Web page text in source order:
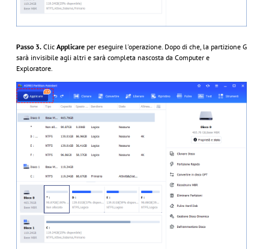
Passo 3.Clic Applicareper eseguire l'operazione. Dopo di che, la partizione G
sarà invisibile agli altri e sarà completa nascosta da Computer e
Exploratore.